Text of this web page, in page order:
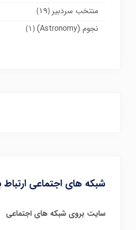
منتخب سردبیر (۱۹)
نجوم (Astronomy) (۱)
شبکه های اجتماعی ارتباط
سایت بروی شبکه های اجتماعی